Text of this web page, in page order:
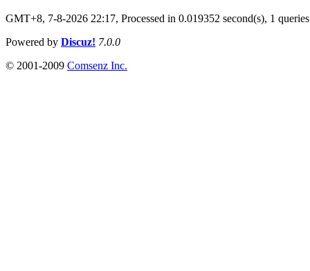
GMT+8, 7-8-2026 22:17, Processed in 0.019352 second(s), 1 queries
Powered by Discuz! 7.0.0
© 2001-2009 Comsenz Inc.